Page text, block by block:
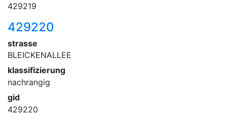
429219
429220
strasse
BLEICKENALLEE
klassifizierung
nachrangig
gid
429220